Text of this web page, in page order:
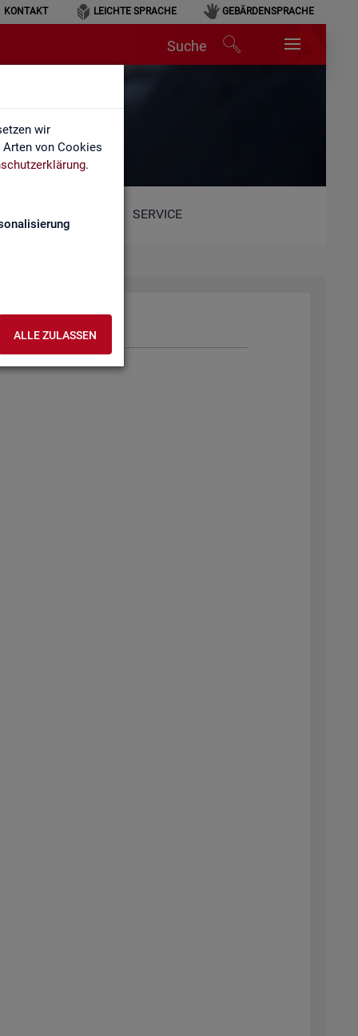
wir
von Cookies
.
ALLE ZULASSEN
KONTAKT LEICHTE SPRACHE GEBÄRDENSPRACHE
Suche
SERVICE